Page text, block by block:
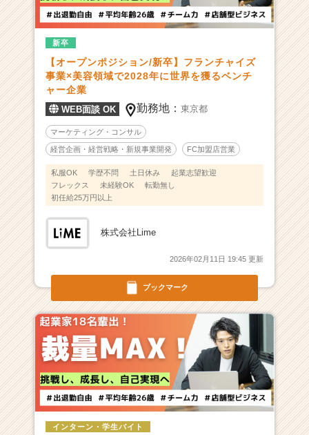
社
1
億
を
指
急
成
長
ベ
チ
ー
ャ
ー・
成
長
業
か
ら
ス
ブックマーク
新卒
【オープンポジション/新卒】フランチャイズ
事業×美容領域で2028年に世界を獲るベンチ
ャー企業
WEB面談 OK 勤務地：東京都
マーケティング・コンサル
経営企画・経営戦略・新規事業開発 FC加盟店営業
私服OK 学歴不問 土日休み
起業志望歓迎
フレックス
未経験OK
転勤無し
初任給25万円以上
株式会社Lime
2026年02月11日 19:45 更新
インターン・学生バイト